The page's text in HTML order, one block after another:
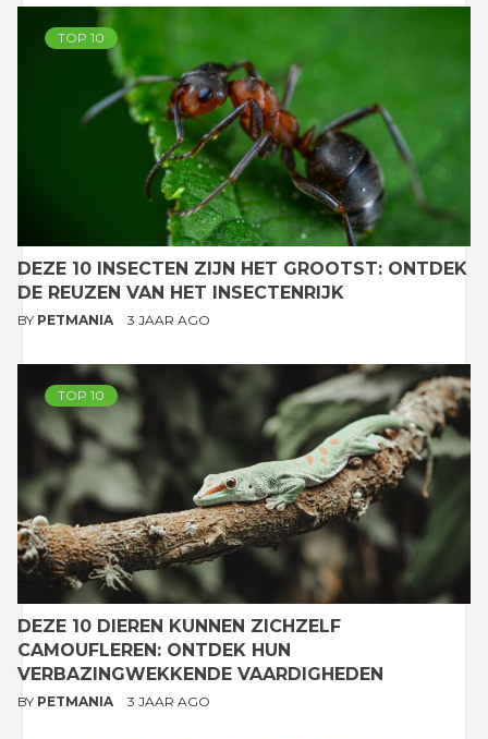
TOP 10
DEZE 10 INSECTEN ZIJN HET GROOTST: ONTDEK
DE REUZEN VAN HET INSECTENRIJK
BY PETMANIA 3 JAAR AGO
TOP 10
DEZE 10 DIEREN KUNNEN ZICHZELF
CAMOUFLEREN: ONTDEK HUN
VERBAZINGWEKKENDE VAARDIGHEDEN
BY PETMANIA 3 JAAR AGO